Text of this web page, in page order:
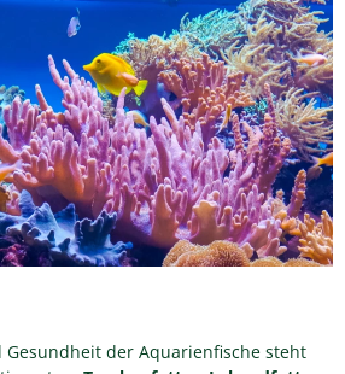
der Aquarienfische steht